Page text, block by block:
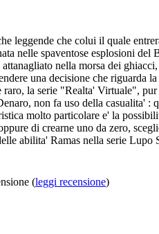
leggende che colui il quale
nelle spaventose esplosioni
nella morsa dei
una decisione che riguarda
raro, la serie "Realta' Virtuale",
non fa uso della casualita' :
molto particolare e' la
di crearne uno da zero,
abilita' Ramas nella serie Lupo
(leggi recensione)